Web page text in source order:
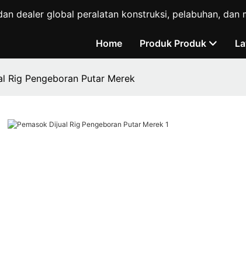
dealer global peralatan konstruksi, pelabuhan,
Home Produk Produk
Rig Pengeboran Putar Merek